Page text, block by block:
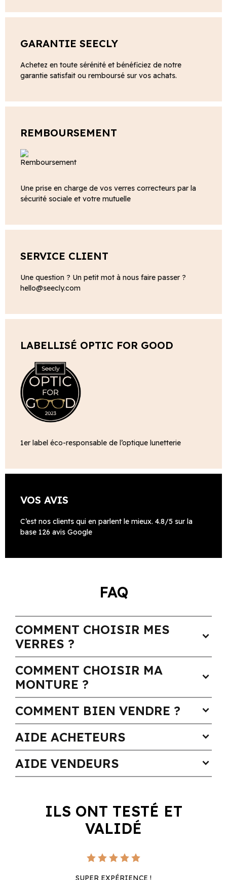
GARANTIE SEECLY
Achetez en toute sérénité et bénéficiez de notre
garantie satisfait ou remboursé sur vos achats.
REMBOURSEMENT
Une prise en charge de vos verres correcteurs par la
sécurité sociale et votre mutuelle
SERVICE CLIENT
Une question ? Un petit mot à nous faire passer ?
hello@seecly.com
LABELLISÉ OPTIC FOR GOOD
1er label éco-responsable de l’optique lunetterie
VOS AVIS
C’est nos clients qui en parlent le mieux. 4.8/5 sur la
base 126 avis Google
FAQ
COMMENT CHOISIR MES
VERRES ?
expand_more
COMMENT CHOISIR MA
MONTURE ?
expand_more
COMMENT BIEN VENDRE ? expand_more
AIDE ACHETEURS expand_more
AIDE VENDEURS expand_more
ILS ONT TESTÉ ET
VALIDÉ
SUPER EXPÉRIENCE !